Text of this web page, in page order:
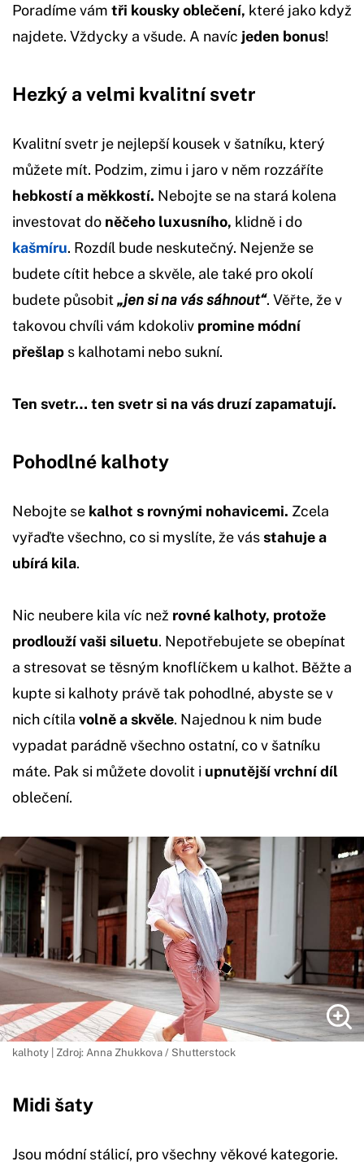
Poradíme vám tři kousky oblečení, které jako když
najdete. Vždycky a všude. A navíc jeden bonus!
Hezký a velmi kvalitní svetr
Kvalitní svetr je nejlepší kousek v šatníku, který
můžete mít. Podzim, zimu i jaro v něm rozzáříte
hebkostí a měkkostí. Nebojte se na stará kolena
investovat do něčeho luxusního, klidně i do
kašmíru. Rozdíl bude neskutečný. Nejenže se
budete cítit hebce a skvěle, ale také pro okolí
budete působit„jen si na vás sáhnout“. Věřte, že v
takovou chvíli vám kdokoliv promine módní
přešlap s kalhotami nebo sukní.
Ten svetr… ten svetr si na vás druzí zapamatují.
Pohodlné kalhoty
Nebojte se kalhot s rovnými nohavicemi. Zcela
vyřaďte všechno, co si myslíte, že vásstahuje a
ubírá kila.
Nic neubere kila víc než rovné kalhoty, protože
prodlouží vaši siluetu. Nepotřebujete se obepínat
a stresovat se těsným knoflíčkem u kalhot. Běžte a
kupte si kalhoty právě tak pohodlné, abyste se v
nich cítila volně a skvěle. Najednou k nim bude
vypadat parádně všechno ostatní, co v šatníku
máte. Pak si můžete dovolit i upnutější vrchní díl
oblečení.
kalhoty | Zdroj: Anna Zhukkova / Shutterstock
Midi šaty
Jsou módní stálicí, pro všechny věkové kategorie.